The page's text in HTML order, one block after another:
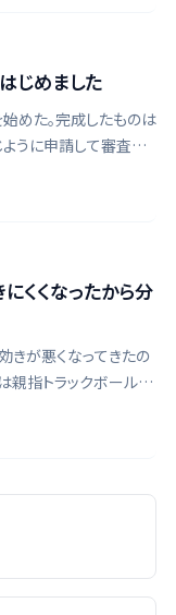
じめました
めた。完成したものは
うに申請して審査し
でいるアプリはなん
、Cocoaアプリ …
くくなったから分
きが悪くなってきたの
指トラックボール。
となるが、そんなも
にした。それがこのセ